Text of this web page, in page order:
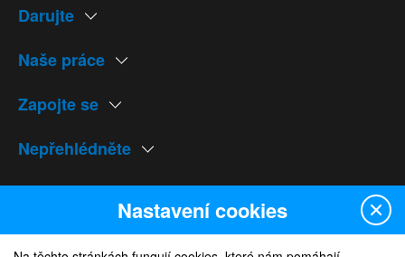
Darujte
Naše práce
Zapojte se
Nepřehlédněte
Naše weby
Nastavení cookies